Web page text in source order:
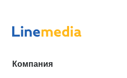
Компания